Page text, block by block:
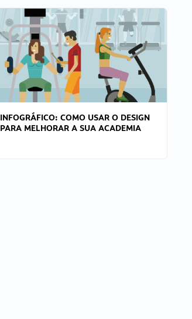
INFOGRÁFICO: COMO USAR O DESIGN
PARA MELHORAR A SUA ACADEMIA